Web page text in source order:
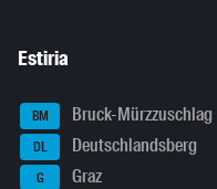
Estiria
BM Bruck-Mürzzuschlag
DL Deutschlandsberg
G Graz